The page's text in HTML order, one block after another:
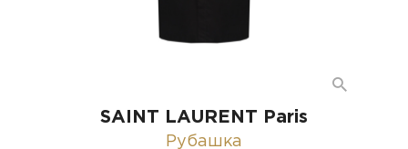
SAINT LAURENT Paris
Рубашка